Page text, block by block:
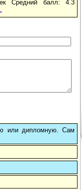
Средний балл: 4.3
или дипломную. Сам